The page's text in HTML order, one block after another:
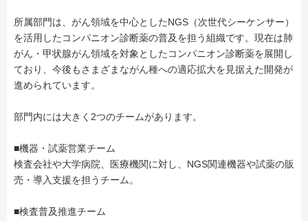
所属部門は、がん領域を中心としたNGS（次世代シーケンサー）
を活用したコンパニオン診断薬の普及を担う組織です。現在は肺
がん・甲状腺がん領域を対象としたコンパニオン診断薬を展開し
ており、今後もさまざまながん種への適応拡大を見据えた開発が
進められています。
部門内には大きく2つのチームがあります。
■機器・試薬営業チーム
検査会社や大学病院、医療機関に対し、NGS関連機器や試薬の販
売・導入支援を担うチーム。
■検査普及推進チーム